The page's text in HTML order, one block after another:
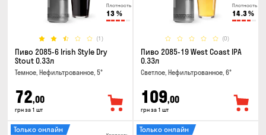
Плотность
13 %
(1)
Пиво 2085-6 Irish Style Dry
Stout 0.33л
Темное, Нефильтрованное, 5°
72,00
грн за 1 шт
Плотность
14.3%
(0)
Пиво 2085-19 West Coast IPA
0.33л
Светлое, Нефильтрованное, 6°
109,00
грн за 1 шт
Только онлайн
Только онлайн